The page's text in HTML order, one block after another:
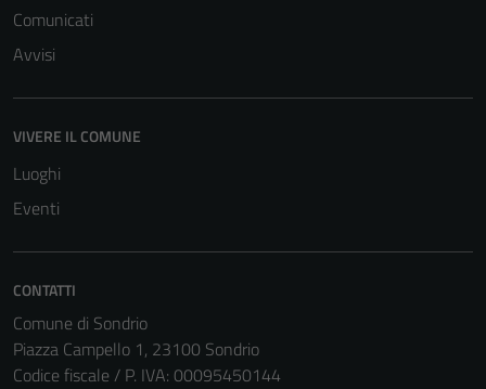
Comunicati
Avvisi
VIVERE IL COMUNE
Luoghi
Eventi
CONTATTI
Comune di Sondrio
Piazza Campello 1, 23100 Sondrio
Codice fiscale / P. IVA: 00095450144